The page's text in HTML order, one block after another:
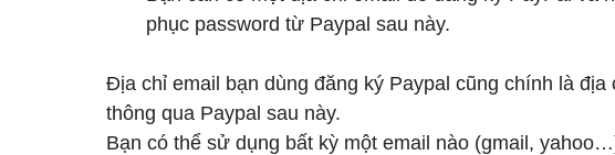
phục password từ Paypal sau này.
Địa chỉ email bạn dùng đăng ký Paypal cũng chính là
thông qua Paypal sau này.
Bạn có thể sử dụng bất kỳ một email nào (gmail,